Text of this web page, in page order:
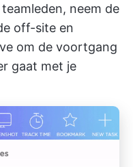
neem de
off-site en
om de voortgang
gaat met je